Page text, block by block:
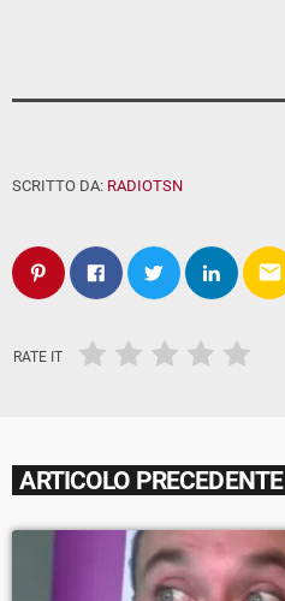
SCRITTO DA: RADIOTSN
email
RATE IT
ARTICOLO PRECEDENTE